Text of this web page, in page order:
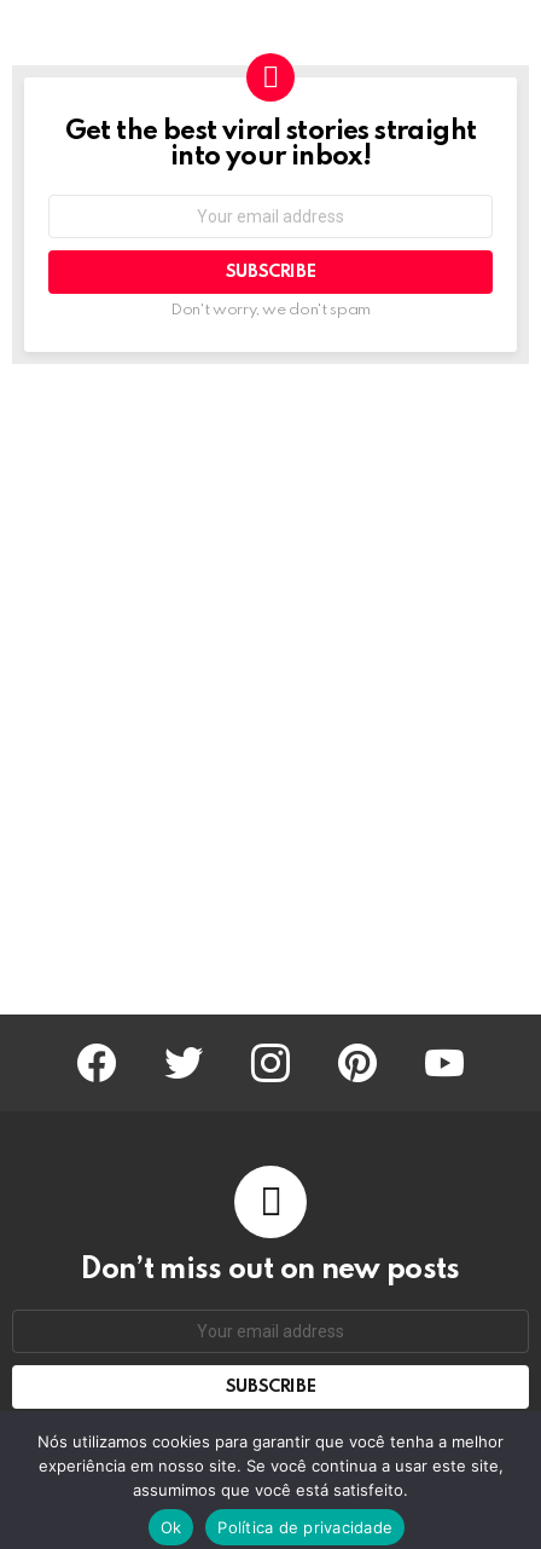
NEWSLETTER
Get the best viral stories straight
into your inbox!
Don't worry, we don't spam
facebook twitter instagram pinterest youtube
Don’t miss out on new posts
© 2026 by bring the pixel. Remember to change this
Nós utilizamos cookies para garantir que você tenha a melhor
experiência em nosso site. Se você continua a usar este site,
assumimos que você está satisfeito.
Ok
Política de privacidade